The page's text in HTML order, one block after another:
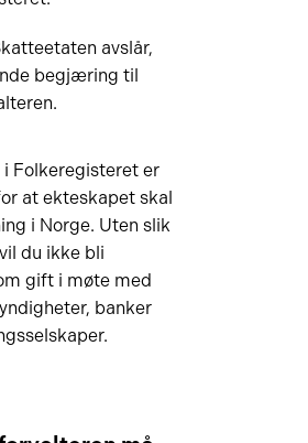
avslår,
begjæring til
Folkeregisteret er
at ekteskapet skal
i Norge. Uten slik
du ikke bli
gift i møte med
banker